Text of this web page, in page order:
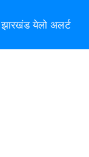
झारखंड येलो अलर्ट